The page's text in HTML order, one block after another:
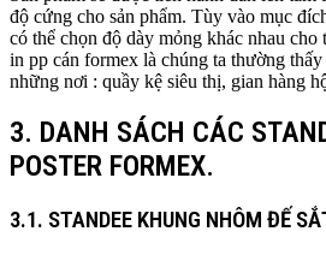
độ cứng cho sản phẩm. Tùy vào mục
có thể chọn độ dày mỏng khác nhau
in pp cán formex là chúng ta thường
những nơi : quầy kệ siêu thị, gian hàng
3. DANH SÁCH CÁC
POSTER FORMEX.
3.1. STANDEE KHUNG NHÔM ĐẾ